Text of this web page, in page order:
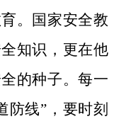
。国家安全教
知识，更在他
的种子。每一
防线”，要时刻